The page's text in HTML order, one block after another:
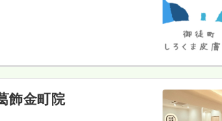
飾金町院